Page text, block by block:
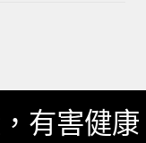
有害健康